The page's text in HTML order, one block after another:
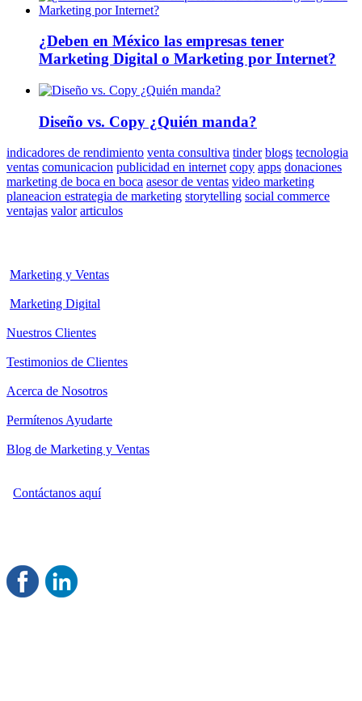
¿Deben en México las empresas tener
Marketing Digital o Marketing por Internet?
Diseño vs. Copy ¿Quién manda?
indicadores de rendimiento venta consultiva tinder blogs tecnologia
ventas comunicacion publicidad en internet copy apps donaciones
marketing de boca en boca asesor de ventas video marketing
planeacion estrategia de marketing storytelling social commerce
ventajas valor articulos
Marketing y Ventas
Marketing Digital
Nuestros Clientes
Testimonios de Clientes
Acerca de Nosotros
Permítenos Ayudarte
Blog de Marketing y Ventas
Contáctanos aquí